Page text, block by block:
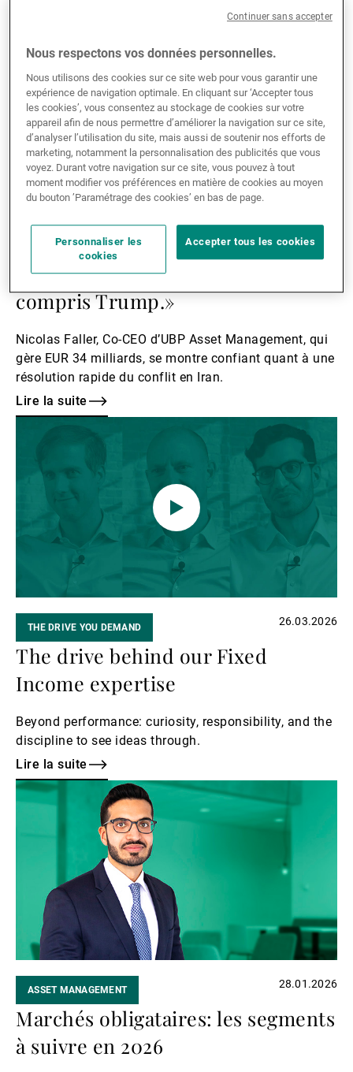
suite
«Le marché est plus fort que
n'importe quel homme politique, y
compris Trump.»
Nicolas Faller, Co-CEO d’UBP Asset Management, qui
gère EUR 34 milliards, se montre confiant quant à une
résolution rapide du conflit en Iran.
Lire la suite
THE DRIVE YOU DEMAND 26.03.2026
The drive behind our Fixed
Income expertise
Beyond performance: curiosity, responsibility, and the
discipline to see ideas through.
Lire la suite
Lire
ASSET MANAGEMENT 28.01.2026
Marchés obligataires: les segments
à suivre en 2026
Nous respectons vos données personnelles.
Nous utilisons des cookies sur ce site web pour vous garantir une
expérience de navigation optimale. En cliquant sur ‘Accepter tous
les cookies’, vous consentez au stockage de cookies sur votre
appareil afin de nous permettre d’améliorer la navigation sur ce site,
d’analyser l’utilisation du site, mais aussi de soutenir nos efforts de
marketing, notamment la personnalisation des publicités que vous
voyez. Durant votre navigation sur ce site, vous pouvez à tout
moment modifier vos préférences en matière de cookies au moyen
du bouton ’Paramétrage des cookies’ en bas de page.
Personnaliser les
cookies
Accepter tous les cookies
Continuer sans accepter